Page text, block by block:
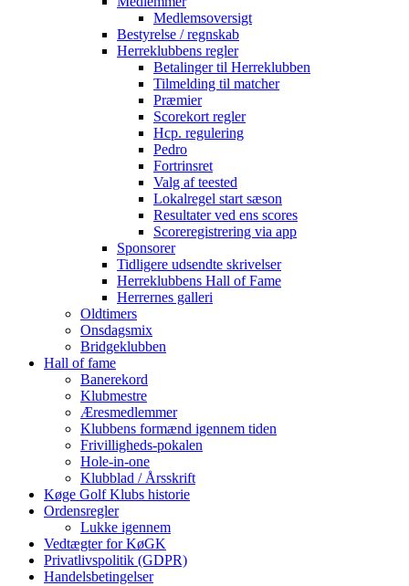
Medlemsoversigt
Bestyrelse / regnskab
Herreklubbens regler
Betalinger til Herreklubben
Tilmelding til matcher
Præmier
Scorekort regler
Hcp. regulering
Pedro
Fortrinsret
Valg af teested
Lokalregel start sæson
Resultater ved ens scores
Scoreregistrering via app
Sponsorer
Tidligere udsendte skrivelser
Herreklubbens Hall of Fame
Herrernes galleri
Oldtimers
Onsdagsmix
Bridgeklubben
Hall of fame
Banerekord
Klubmestre
Æresmedlemmer
Klubbens formænd igennem tiden
Frivilligheds-pokalen
Hole-in-one
Klubblad / Årsskrift
Køge Golf Klubs historie
Ordensregler
Lukke igennem
Vedtægter for KøGK
Privatlivspolitik (GDPR)
Handelsbetingelser